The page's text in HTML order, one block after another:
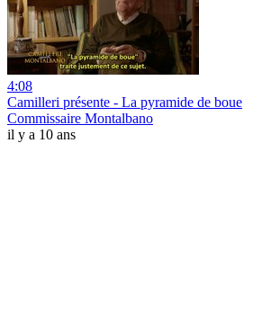
4:08
Camilleri présente - La pyramide de boue
Commissaire Montalbano
il y a 10 ans